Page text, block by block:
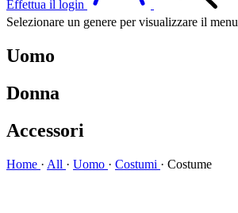
Effettua il login
Selezionare un genere per visualizzare il menu
Uomo
Donna
Accessori
Home · All · Uomo · Costumi · Costume